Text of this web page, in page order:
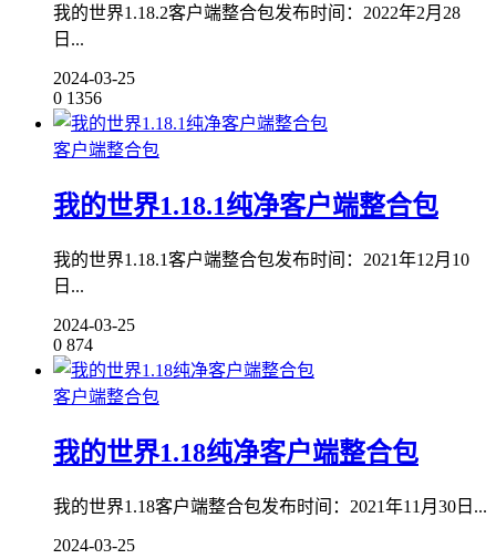
我的世界1.18.2客户端整合包发布时间：2022年2月28
日...
2024-03-25
0 1356
客户端整合包
我的世界1.18.1纯净客户端整合包
我的世界1.18.1客户端整合包发布时间：2021年12月10
日...
2024-03-25
0 874
客户端整合包
我的世界1.18纯净客户端整合包
我的世界1.18客户端整合包发布时间：2021年11月30日...
2024-03-25